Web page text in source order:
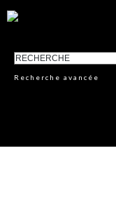
Recherche avancée